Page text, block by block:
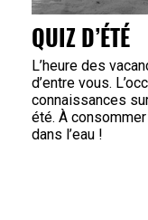
QUIZ D’ÉTÉ
L’heure des
d’entre vous.
connaissances
été. À
dans l’eau !